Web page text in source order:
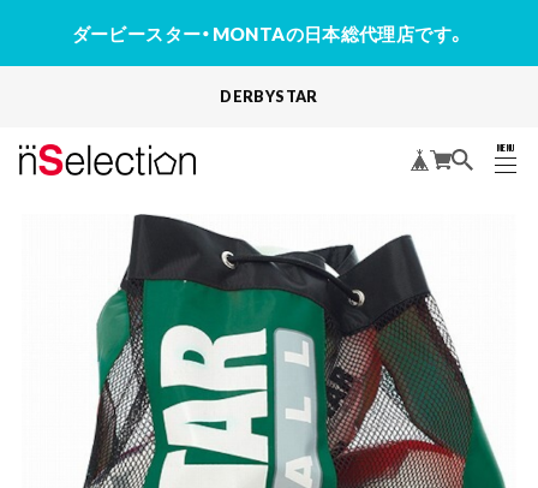
ダービースター・MONTAの日本総代理店です。
DERBYSTAR
MENU
CLOSE